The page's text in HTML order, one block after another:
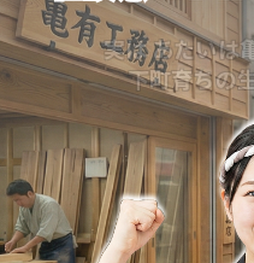
実は あたいは
下町育ちの